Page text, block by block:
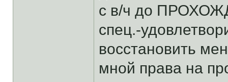
с в/ч до
спец.-
восстановить
мной права на